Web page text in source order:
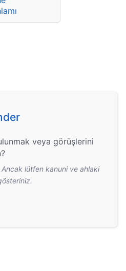
veya görüşlerini
Ancak lütfen kanuni ve ahlaki